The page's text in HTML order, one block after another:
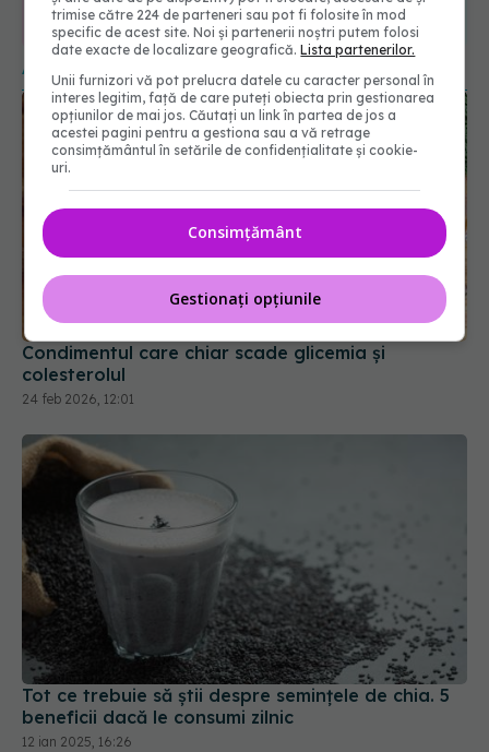
365
URMĂRITORI
1401
URMĂRITORI
ARTICOLE SIMILARE
Condimentul care chiar scade glicemia și
colesterolul
24 feb 2026, 12:01
Tot ce trebuie să știi despre semințele de chia. 5
beneficii dacă le consumi zilnic
12 ian 2025, 16:26
trimise către 224 de parteneri sau pot fi folosite în mod
specific de acest site. Noi și partenerii noștri putem folosi
date exacte de localizare geografică.Lista partenerilor.
Unii furnizori vă pot prelucra datele cu caracter personal în
interes legitim, față de care puteți obiecta prin gestionarea
opțiunilor de mai jos. Căutați un link în partea de jos a
acestei pagini pentru a gestiona sau a vă retrage
consimțământul în setările de confidențialitate și cookie-
uri.
Consimțământ
Gestionați opțiunile